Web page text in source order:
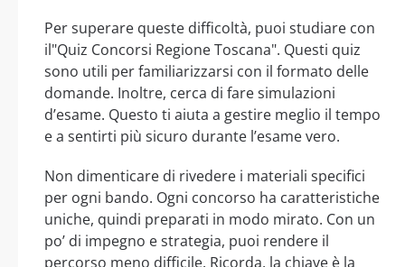
Per superare queste difficoltà, puoi studiare con
il"Quiz Concorsi Regione Toscana". Questi quiz
sono utili per familiarizzarsi con il formato delle
domande. Inoltre, cerca di fare simulazioni
d’esame. Questo ti aiuta a gestire meglio il tempo
e a sentirti più sicuro durante l’esame vero.
Non dimenticare di rivedere i materiali specifici
per ogni bando. Ogni concorso ha caratteristiche
uniche, quindi preparati in modo mirato. Con un
po’ di impegno e strategia, puoi rendere il
percorso meno difficile. Ricorda, la chiave è la